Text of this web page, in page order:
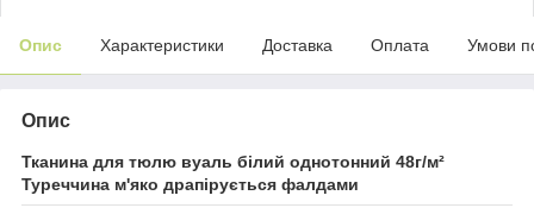
Опис Характеристики Доставка Оплата Умови
Опис
Тканина для тюлю вуаль білий однотонний 48г/м²
Туреччина м'яко драпірується фалдами